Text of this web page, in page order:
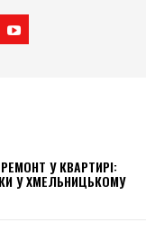
У КВАРТИРІ:
У ХМЕЛЬНИЦЬКОМУ